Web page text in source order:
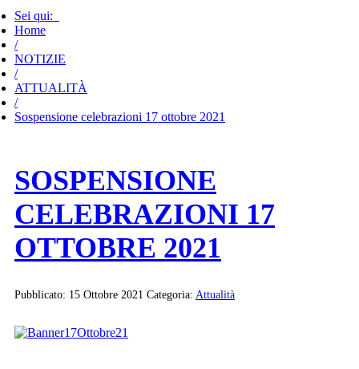
Sei qui:
Home
/
NOTIZIE
/
ATTUALITÀ
/
Sospensione celebrazioni 17 ottobre 2021
SOSPENSIONE
CELEBRAZIONI 17
OTTOBRE 2021
Pubblicato: 15 Ottobre 2021 Categoria: Attualità